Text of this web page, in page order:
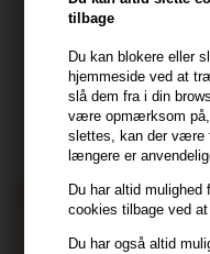
tilbage
Du kan blokere eller
hjemmeside ved at
slå dem fra i din
være opmærksom
slettes, kan der være
længere er
Du har altid
cookies tilbage ved
Du har også altid
Tlf. 23839799 (hverdage 9-14)
Modtag tilbud mm
Tilmeld dig nyhedsbrev -